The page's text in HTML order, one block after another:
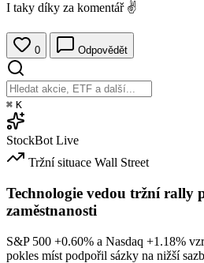
I taky díky za komentář ✌️
0 Odpovědět
⌘ K
StockBot Live
Tržní situace Wall Street
Technologie vedou tržní rally
zaměstnanosti
S&P 500 +0.60% a Nasdaq +1.18%
pokles míst podpořil sázky na nižší